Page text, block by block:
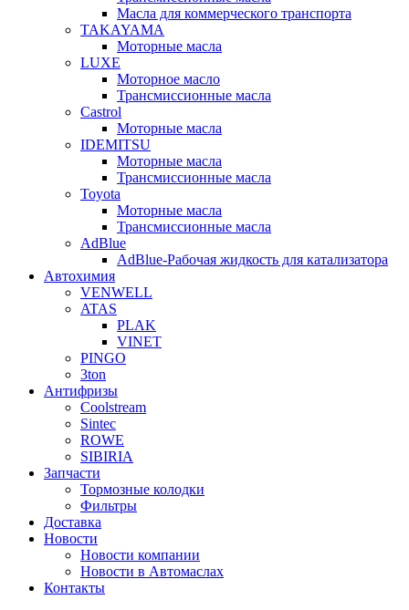
Масла для коммерческого транспорта
TAKAYAMA
Моторные масла
LUXE
Моторное масло
Трансмиссионные масла
Castrol
Моторные масла
IDEMITSU
Моторные масла
Трансмиссионные масла
Toyota
Моторные масла
Трансмиссионные масла
AdBlue
AdBlue-Рабочая жидкость для катализатора
Автохимия
VENWELL
ATAS
PLAK
VINET
PINGO
3ton
Антифризы
Coolstream
Sintec
ROWE
SIBIRIA
Запчасти
Тормозные колодки
Фильтры
Доставка
Новости
Новости компании
Новости в Автомаслах
Контакты